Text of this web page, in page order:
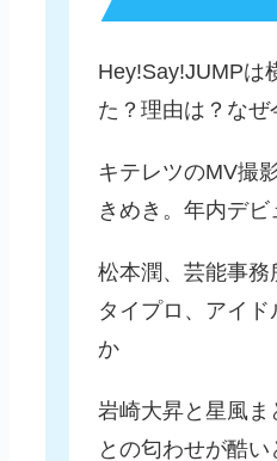
Hey!Say!JUMPは
た？理由は？な
キテレツのMV撮
きめき。年内デビ
松本潤、芸能事務
タイプロ、アイド
か
岩崎大昇と星風
との匂わせが酷い